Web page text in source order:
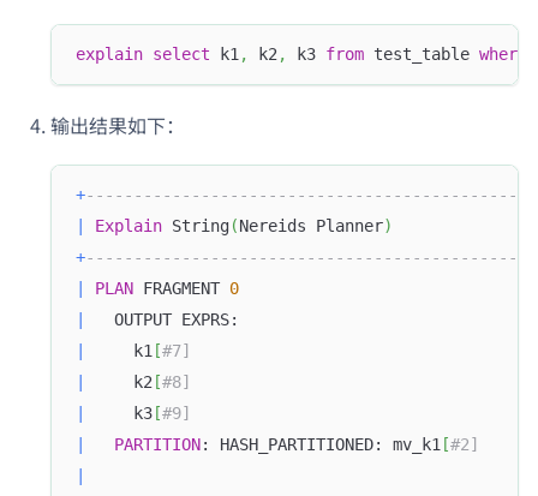
explain select k1, k2, k3 from test_table where
输出结果如下：
+
Explain String(Nereids Planner)
+
PLAN FRAGMENT 0
OUTPUT
     k1
[#7]
     k2
[#8]
     k3
[#9]
PARTITION: HASH_PARTITIONED: mv_k1 [#2]